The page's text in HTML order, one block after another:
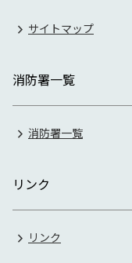
サイトマップ
消防署一覧
消防署一覧
リンク
リンク